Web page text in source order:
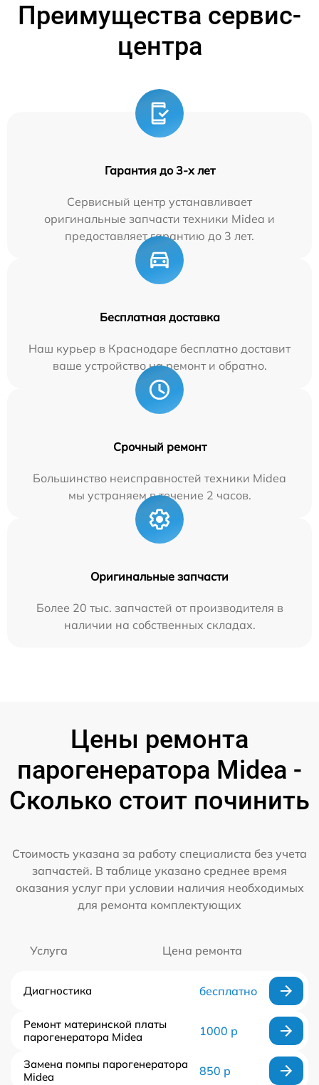
Преимущества сервис-
центра
Гарантия до 3-х лет
Сервисный центр устанавливает
оригинальные запчасти техники Midea и
предоставляет гарантию до 3 лет.
Бесплатная доставка
Наш курьер в Краснодаре бесплатно доставит
ваше устройство на ремонт и обратно.
Срочный ремонт
Большинство неисправностей техники Midea
мы устраняем в течение 2 часов.
Оригинальные запчасти
Более 20 тыс. запчастей от производителя в
наличии на собственных складах.
Цены ремонта
парогенератора Midea -
Сколько стоит починить
Стоимость указана за работу специалиста без учета
запчастей. В таблице указано среднее время
оказания услуг при условии наличия необходимых
для ремонта комплектующих
Услуга Цена ремонта
Диагностика бесплатно
Ремонт материнской платы
парогенератора Midea
1000 р
Замена помпы парогенератора
Midea
850 р